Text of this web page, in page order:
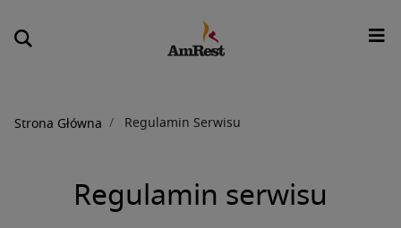
Ścieżka
Strona Główna Regulamin Serwisu
Regulamin serwisu